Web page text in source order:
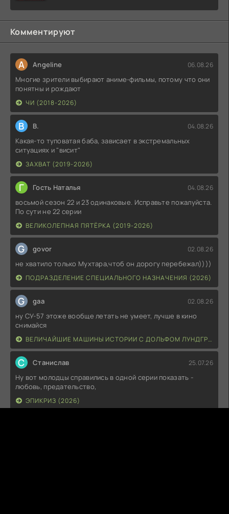
Комментируют
A Angeline 06.08.26
Многие зрители выбирают аниме-фильмы, потому что они
понятны и рождают
ЧИ (2018-2026)
В В. 04.08.26
Какая-то туповатая баба, зависает в экстремальных
ситуациях и "висит"
ЗАХВАТ (2019-2026)
Г Гость Наталья 04.08.26
восьмой сезон 22 и 23 одинаковые. Исправьте пожалуйста.
По сути не 22 серии
ВЕЛИКОЛЕПНАЯ ПЯТЁРКА (2019-2026)
G govor 02.08.26
не хватило только Мухтара,чтоб он дорогу перебежал))))
ПОДРАЗДЕЛЕНИЕ СПЕЦИАЛЬНОГО НАЗНАЧЕНИЯ (2026)
G gaa 02.08.26
ну СУ-57 этоже вообще летать не умеет, лучше в кино
снимайся
ВЕЛИЧАЙШИЕ МАШИНЫ ИСТОРИИ С ДОЛЬФОМ ЛУНДГРЕНОМ (2026)
С Станислав 25.07.26
Ну вот молодцы справились в одной серии показать -
любовь, предательство,
ЭПИКРИЗ (2026)